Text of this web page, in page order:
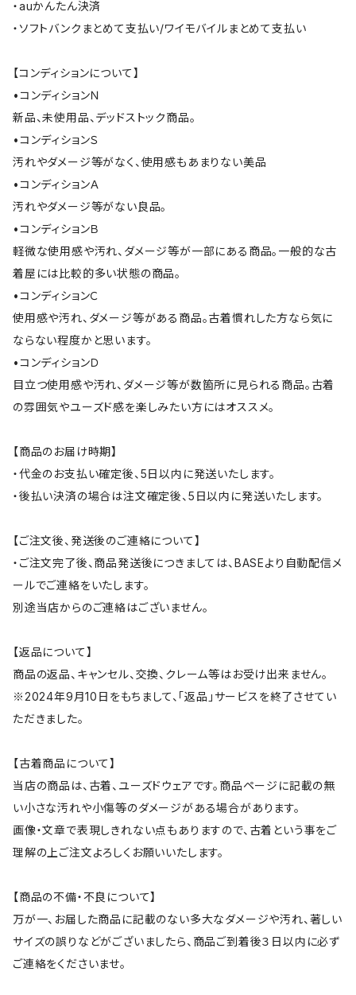
・auかんたん決済
・ソフトバンクまとめて支払い/ワイモバイルまとめて支払い
【コンディションについて】
•コンディションＮ
新品、未使用品、デッドストック商品。
•コンディションＳ
汚れやダメージ等がなく、使用感もあまりない美品
•コンディションＡ
汚れやダメージ等がない良品。
•コンディションＢ
軽微な使用感や汚れ、ダメージ等が一部にある商品。一般的な古
着屋には比較的多い状態の商品。
•コンディションＣ
使用感や汚れ、ダメージ等がある商品。古着慣れした方なら気に
ならない程度かと思います。
•コンディションＤ
目立つ使用感や汚れ、ダメージ等が数箇所に見られる商品。古着
の雰囲気やユーズド感を楽しみたい方にはオススメ。
【商品のお届け時期】
・代金のお支払い確定後、5日以内に発送いたします。
・後払い決済の場合は注文確定後、5日以内に発送いたします。
【ご注文後、発送後のご連絡について】
・ご注文完了後、商品発送後につきましては、BASEより自動配信メ
ールでご連絡をいたします。
別途当店からのご連絡はございません。
【返品について】
商品の返品、キャンセル、交換、クレーム等はお受け出来ません。
※2024年9月10日をもちまして、「返品」サービスを終了させてい
ただきました。
【古着商品について】
当店の商品は、古着、ユーズドウェアです。商品ページに記載の無
い小さな汚れや小傷等のダメージがある場合があります。
画像・文章で表現しきれない点もありますので、古着という事をご
理解の上ご注文よろしくお願いいたします。
【商品の不備・不良について】
万が一、お届した商品に記載のない多大なダメージや汚れ、著しい
サイズの誤りなどがございましたら、商品ご到着後３日以内に必ず
ご連絡をくださいませ。